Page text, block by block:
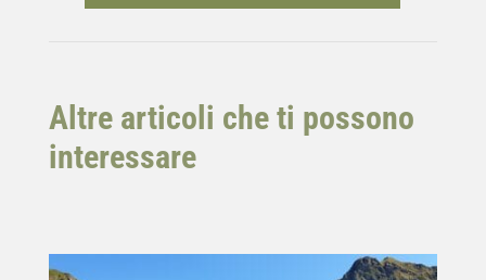
Altre articoli che ti possono
interessare